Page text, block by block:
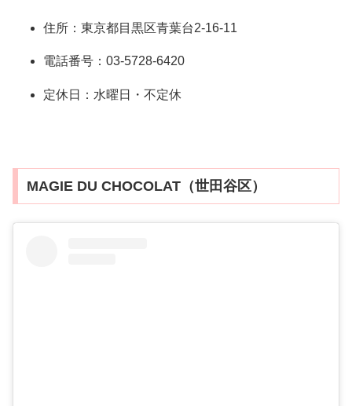
住所：東京都目黒区青葉台2-16-11
電話番号：03-5728-6420
定休日：水曜日・不定休
MAGIE DU CHOCOLAT（世田谷区）